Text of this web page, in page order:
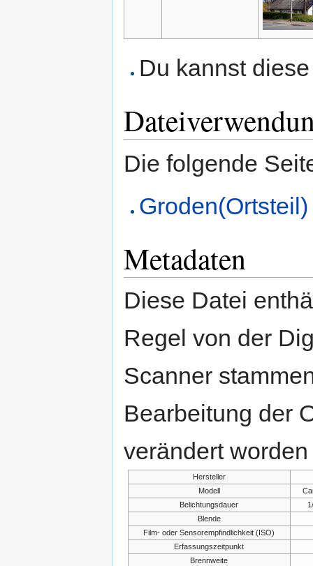
Du kannst
Die folgende
Groden(Ortsteil)
Metadaten
Diese Datei
Regel von der
Scanner
Bearbeitung der
verändert
Hersteller
Modell
Belichtungsdauer
Blende
Film- oder Sensorempfindlichkeit (ISO)
Erfassungszeitpunkt
Brennweite